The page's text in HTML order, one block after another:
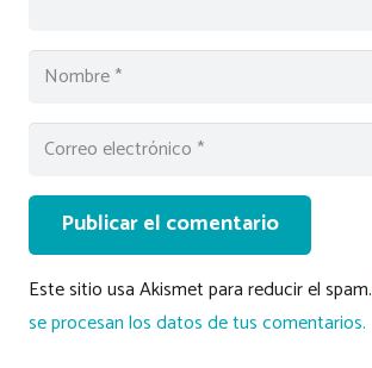
Publicar el comentario
Este sitio usa Akismet para reducir el spam.
se procesan los datos de tus comentarios.